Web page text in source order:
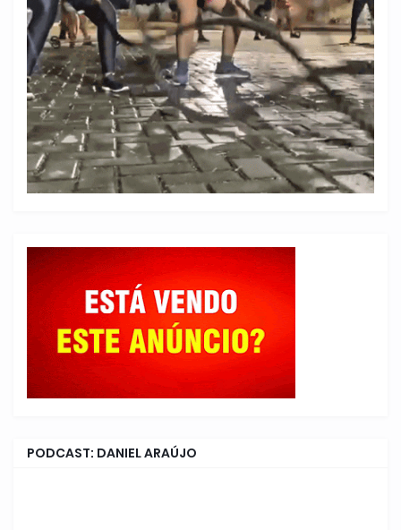
PODCAST: DANIEL ARAÚJO